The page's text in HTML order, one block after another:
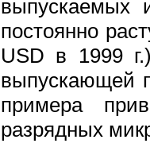
выпускаемых
постоянно
USD в 1999
выпускающей
примера
разрядных